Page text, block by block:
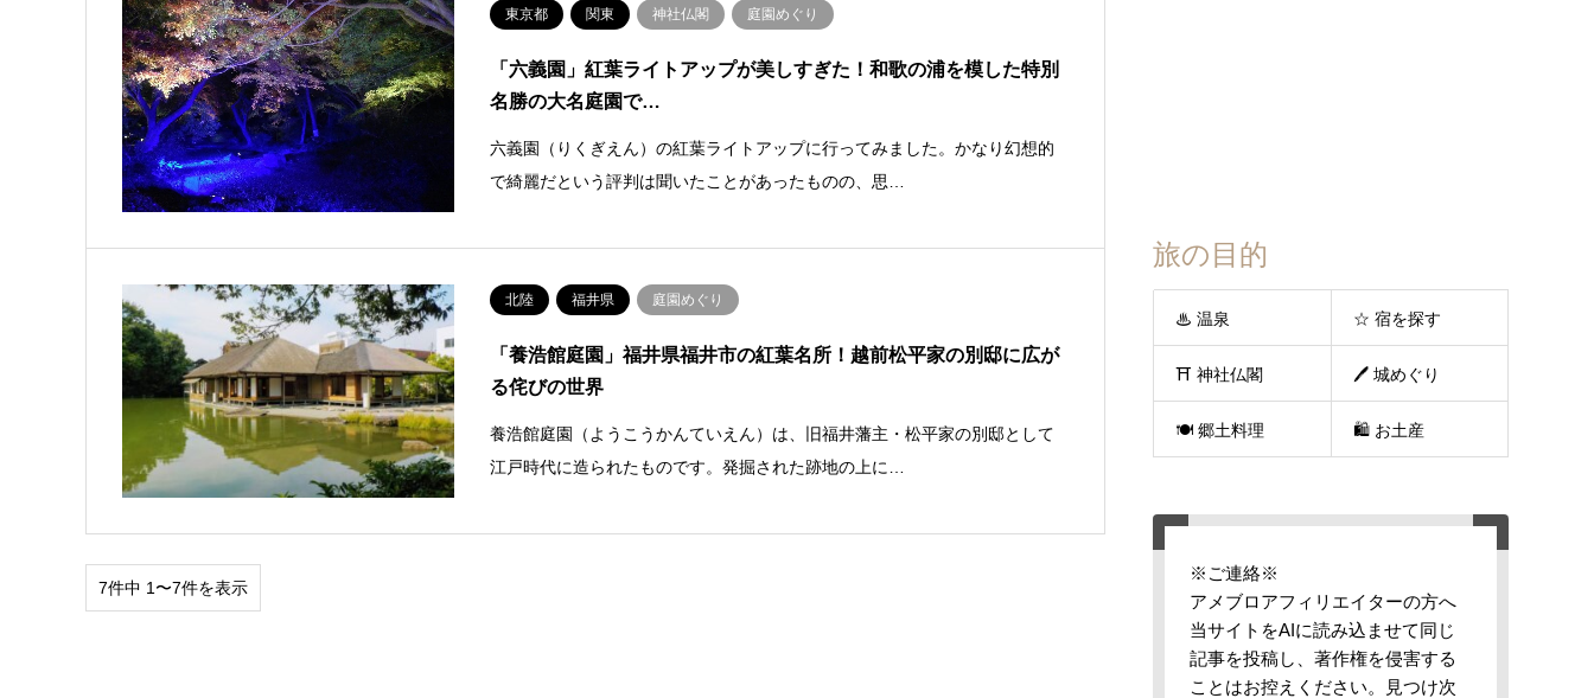
東京都 関東 神社仏閣 庭園めぐり
「六義園」紅葉ライトアップが美しすぎた！和歌の浦を模した特別
名勝の大名庭園で…
六義園（りくぎえん）の紅葉ライトアップに行ってみました。かなり幻想的
で綺麗だという評判は聞いたことがあったものの、思…
北陸 福井県 庭園めぐり
「養浩館庭園」福井県福井市の紅葉名所！越前松平家の別邸に広が
る侘びの世界
養浩館庭園（ようこうかんていえん）は、旧福井藩主・松平家の別邸として
江戸時代に造られたものです。発掘された跡地の上に…
7件中 1〜7件を表示
旅の目的
♨ 温泉 ☆ 宿を探す
⛩ 神社仏閣 🖊 城めぐり
🍽 郷土料理 🛍 お土産
※ご連絡※
アメブロアフィリエイターの方へ
当サイトをAIに読み込ませて同じ
記事を投稿し、著作権を侵害する
ことはお控えください。見つけ次